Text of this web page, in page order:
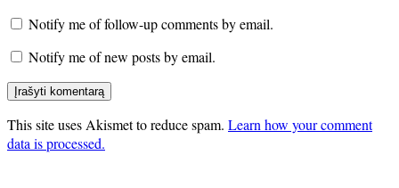
Notify me of follow-up comments by email.
Notify me of new posts by email.
This site uses Akismet to reduce spam. Learn how your comment
data is processed.